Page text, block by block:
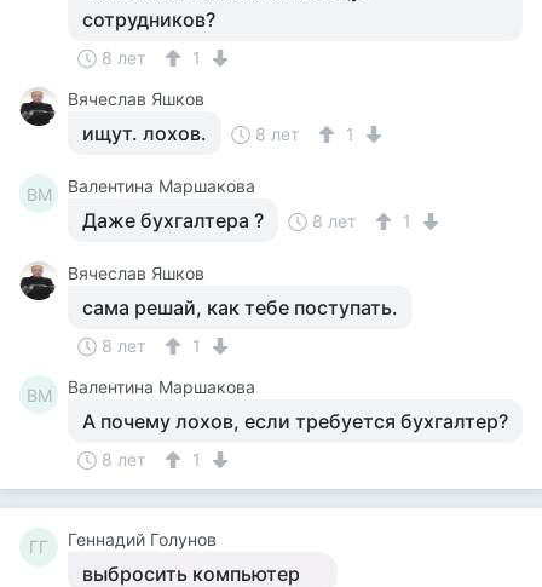
сотрудников?
8 лет
1
Вячеслав Яшков
ищут. лохов. 8 лет 1
ВМ Валентина Маршакова
Даже бухгалтера ? 8 лет 1
Вячеслав Яшков
сама решай, как тебе поступать.
8 лет 1
ВМ Валентина Маршакова
А почему лохов, если требуется бухгалтер?
8 лет 1
ГГ Геннадий Голунов
выбросить компьютер